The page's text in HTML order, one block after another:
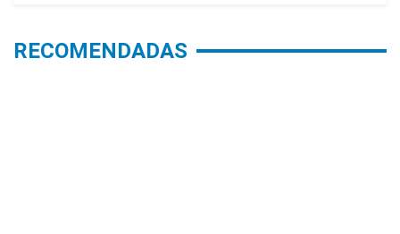
RECOMENDADAS